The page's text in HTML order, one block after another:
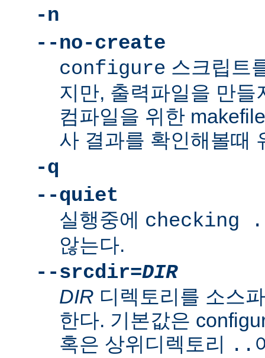
-n
--no-create
configure 스크립트
지만, 출력파일을 만들
컴파일을 위한
사 결과를 확인해볼때
-q
--quiet
실행중에 checking
않는다.
--srcdir=DIR
DIR 디렉토리를 소스
한다. 기본값은
혹은 상위디렉토리 ..